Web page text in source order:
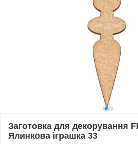
Заготовка для декорування
Ялинкова іграшка 33